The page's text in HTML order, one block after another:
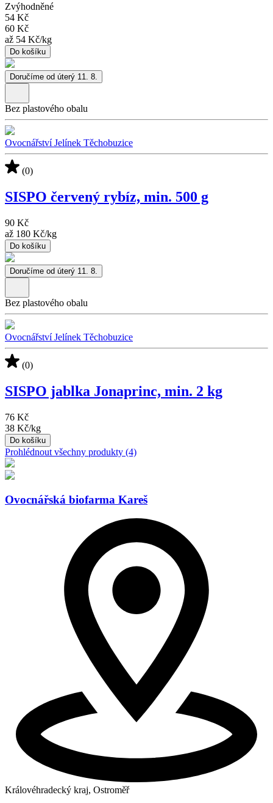
Zvýhodněné
54 Kč
60 Kč
až 54 Kč/kg
Do košíku
Doručíme od úterý 11. 8.
Bez plastového obalu
Ovocnářství Jelínek Těchobuzice
(0)
SISPO červený rybíz, min. 500 g
90 Kč
až 180 Kč/kg
Do košíku
Doručíme od úterý 11. 8.
Bez plastového obalu
Ovocnářství Jelínek Těchobuzice
(0)
SISPO jablka Jonaprinc, min. 2 kg
76 Kč
38 Kč/kg
Do košíku
Prohlédnout všechny produkty (4)
Ovocnářská biofarma Kareš
Královéhradecký kraj, Ostroměř